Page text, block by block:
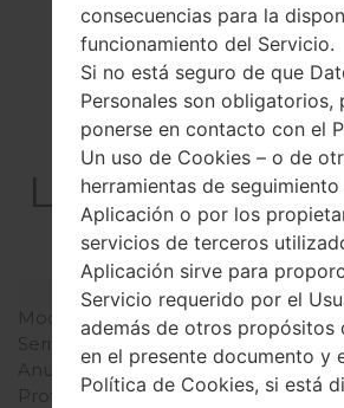
La
akaLG G4
Modelo y sus
Modelo
Serie
LG G4
Anunciado
Abril,
Profundidad
9.8
consecuencias para la
funcionamiento del Servicio.
Si no está seguro de que
Personales son obligatorios,
ponerse en contacto con el
Un uso de Cookies – o de
herramientas de
Aplicación o por los
servicios de terceros
Aplicación sirve para
Servicio requerido por el
además de otros propósitos
en el presente documento y
Política de Cookies, si está